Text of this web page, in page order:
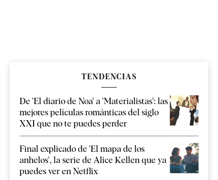
TENDENCIAS
De 'El diario de Noa' a 'Materialistas': las
mejores películas románticas del siglo
XXI que no te puedes perder
Final explicado de 'El mapa de los
anhelos', la serie de Alice Kellen que ya
puedes ver en Netflix